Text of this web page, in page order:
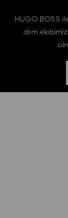
HUGO BOSS
alım